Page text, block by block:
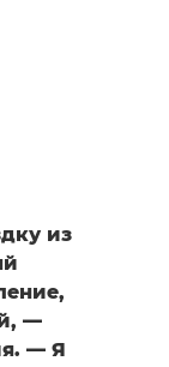
из
—
— Я